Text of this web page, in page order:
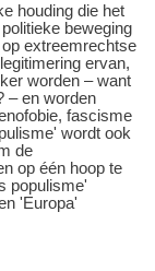
houding die het
beweging
extreemrechtse
ervan,
worden – want
– en worden
fascisme
wordt ook
de
op één hoop te
populisme'
'Europa'